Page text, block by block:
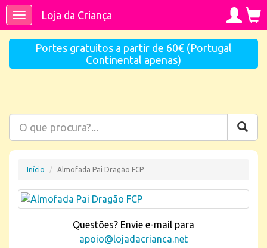
ToggleLoja da Criança
Portes gratuitos a partir de 60€ (Portugal
Continental apenas)
Início Almofada Pai Dragão FCP
Questões? Envie e-mail para
apoio@lojadacrianca.net